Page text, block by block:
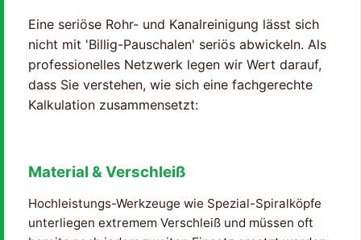
Eine seriöse Rohr- und Kanalreinigung lässt sich
nicht mit 'Billig-Pauschalen' seriös abwickeln. Als
professionelles Netzwerk legen wir Wert darauf,
dass Sie verstehen, wie sich eine fachgerechte
Kalkulation zusammensetzt:
Material & Verschleiß
Hochleistungs-Werkzeuge wie Spezial-Spiralköpfe
unterliegen extremem Verschleiß und müssen oft